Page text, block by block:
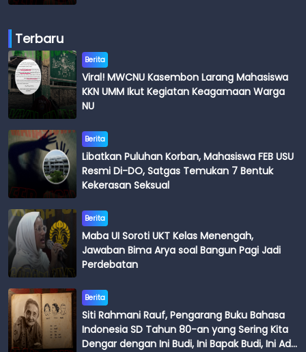
Terbaru
Berita
Viral! MWCNU Kasembon Larang Mahasiswa
KKN UMM Ikut Kegiatan Keagamaan Warga
NU
Berita
Libatkan Puluhan Korban, Mahasiswa FEB USU
Resmi Di-DO, Satgas Temukan 7 Bentuk
Kekerasan Seksual
Berita
Maba UI Soroti UKT Kelas Menengah,
Jawaban Bima Arya soal Bangun Pagi Jadi
Perdebatan
Berita
Siti Rahmani Rauf, Pengarang Buku Bahasa
Indonesia SD Tahun 80-an yang Sering Kita
Dengar dengan Ini Budi, Ini Bapak Budi, Ini Adik